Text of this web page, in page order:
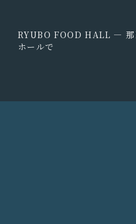
RYUBO FOOD HALL — 那
ホールで